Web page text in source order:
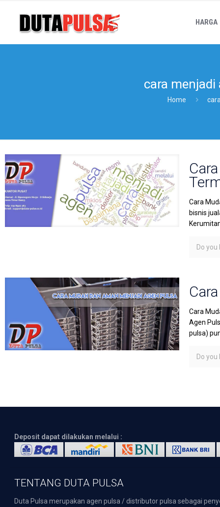
HARGA
cara
Home
Cara
bisnis
Do you
Cara
Agen
pulsa)
Do you
Deposit dapat dilakukan melalui :
TENTANG DUTA PULSA
Duta Pulsa merupakan agen pulsa / distributor pulsa sebagai